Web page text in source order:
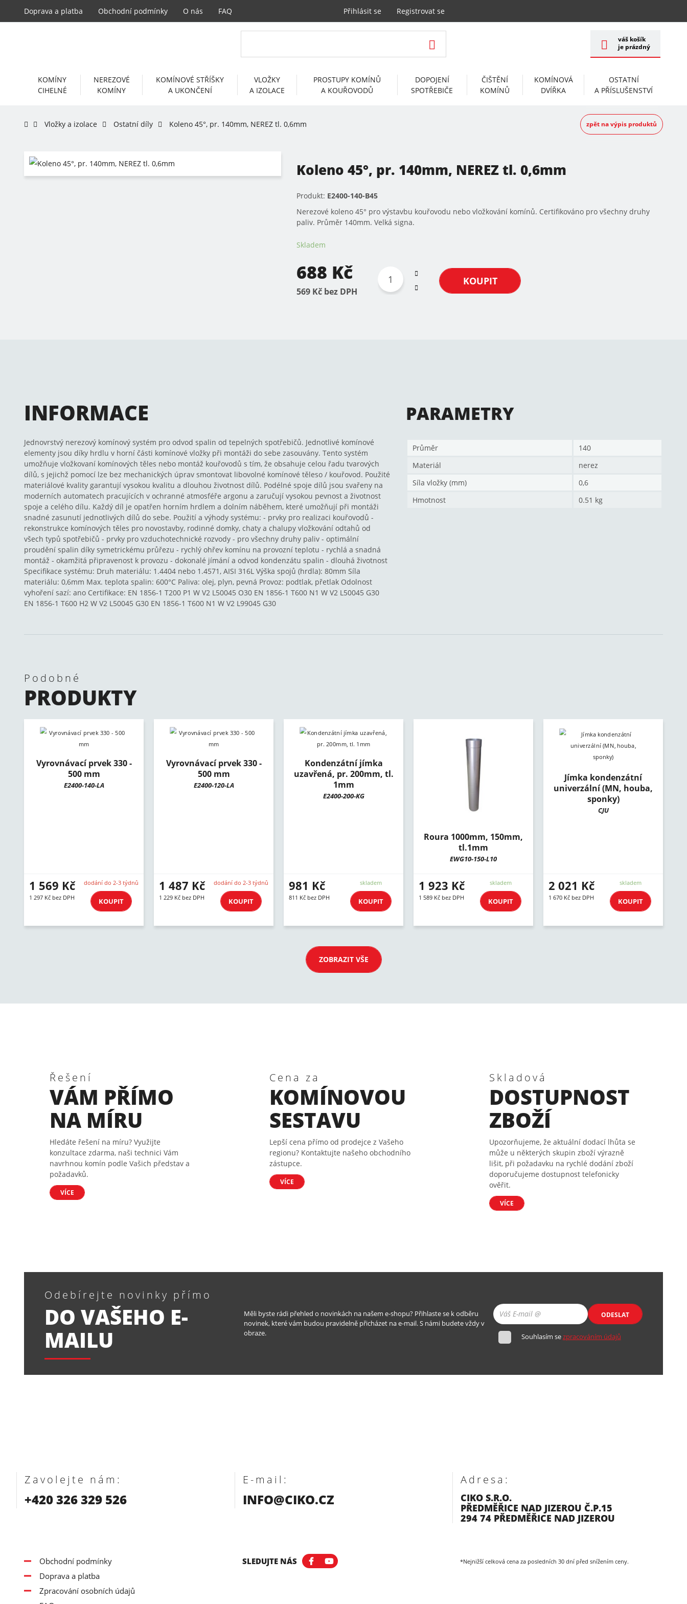
Doprava a platba Obchodní podmínky O nás FAQ Přihlásit se Registrovat se
váš košík
je prázdný
KOMÍNY
CIHELNÉ
NEREZOVÉ
KOMÍNY
KOMÍNOVÉ STŘÍŠKY
A UKONČENÍ
VLOŽKY
A IZOLACE
PROSTUPY KOMÍNŮ
A KOUŘOVODŮ
DOPOJENÍ
SPOTŘEBIČE
ČIŠTĚNÍ
KOMÍNŮ
KOMÍNOVÁ
DVÍŘKA
OSTATNÍ
A PŘÍSLUŠENSTVÍ
Vložky a izolace Ostatní díly Koleno 45°, pr. 140mm, NEREZ tl. 0,6mm zpět na výpis produktů
Koleno 45°, pr. 140mm, NEREZ tl. 0,6mm
Produkt: E2400-140-B45
Nerezové koleno 45° pro výstavbu kouřovodu nebo vložkování komínů. Certifikováno pro všechny druhy
paliv. Průměr 140mm. Velká signa.
Skladem
688 Kč
569 Kč bez DPH
KOUPIT
INFORMACE
Jednovrstvý nerezový komínový systém pro odvod spalin od tepelných spotřebičů. Jednotlivé komínové
elementy jsou díky hrdlu v horní části komínové vložky při montáži do sebe zasouvány. Tento systém
umožňuje vložkovaní komínových těles nebo montáž kouřovodů s tím, že obsahuje celou řadu tvarových
dílů, s jejichž pomocí lze bez mechanických úprav smontovat libovolné komínové těleso / kouřovod. Použité
materiálové kvality garantují vysokou kvalitu a dlouhou životnost dílů. Podélné spoje dílů jsou svařeny na
moderních automatech pracujících v ochranné atmosféře argonu a zaručují vysokou pevnost a životnost
spoje a celého dílu. Každý díl je opatřen horním hrdlem a dolním náběhem, které umožňují při montáži
snadné zasunutí jednotlivých dílů do sebe. Použití a výhody systému: - prvky pro realizaci kouřovodů -
rekonstrukce komínových těles pro novostavby, rodinné domky, chaty a chalupy vložkování odtahů od
všech typů spotřebičů - prvky pro vzduchotechnické rozvody - pro všechny druhy paliv - optimální
proudění spalin díky symetrickému průřezu - rychlý ohřev komínu na provozní teplotu - rychlá a snadná
montáž - okamžitá připravenost k provozu - dokonalé jímání a odvod kondenzátu spalin - dlouhá životnost
Specifikace systému: Druh materiálu: 1.4404 nebo 1.4571, AISI 316L Výška spojů (hrdla): 80mm Síla
materiálu: 0,6mm Max. teplota spalin: 600°C Paliva: olej, plyn, pevná Provoz: podtlak, přetlak Odolnost
vyhoření sazí: ano Certifikace: EN 1856-1 T200 P1 W V2 L50045 O30 EN 1856-1 T600 N1 W V2 L50045 G30
EN 1856-1 T600 H2 W V2 L50045 G30 EN 1856-1 T600 N1 W V2 L99045 G30
PARAMETRY
Průměr
140
Materiál
nerez
Síla vložky (mm)
0,6
Hmotnost
0.51 kg
Podobné
PRODUKTY
Vyrovnávací prvek 330 -
500 mm
E2400-140-LA
1 569 Kč
1 297 Kč bez DPH
dodání do 2-3 týdnů
KOUPIT
Vyrovnávací prvek 330 -
500 mm
E2400-120-LA
1 487 Kč
1 229 Kč bez DPH
dodání do 2-3 týdnů
KOUPIT
Kondenzátní jímka
uzavřená, pr. 200mm, tl.
1mm
E2400-200-KG
981 Kč
811 Kč bez DPH
skladem
KOUPIT
Roura 1000mm, 150mm,
tl.1mm
EWG10-150-L10
1 923 Kč
1 589 Kč bez DPH
skladem
KOUPIT
Jímka kondenzátní
univerzální (MN, houba,
sponky)
CJU
2 021 Kč
1 670 Kč bez DPH
skladem
KOUPIT
ZOBRAZIT VŠE
Řešení
VÁM PŘÍMO
NA MÍRU
Hledáte řešení na míru? Využijte
konzultace zdarma, naši technici Vám
navrhnou komín podle Vašich představ a
požadavků.
VÍCE
Cena za
KOMÍNOVOU
SESTAVU
Lepší cena přímo od prodejce z Vašeho
regionu? Kontaktujte našeho obchodního
zástupce.
VÍCE
Skladová
DOSTUPNOST
ZBOŽÍ
Upozorňujeme, že aktuální dodací lhůta se
může u některých skupin zboží výrazně
lišit, při požadavku na rychlé dodání zboží
doporučujeme dostupnost telefonicky
ověřit.
VÍCE
Odebírejte novinky přímo
DO VAŠEHO E-
MAILU
Měli byste rádi přehled o novinkách na našem e-shopu? Přihlaste se k odběru
novinek, které vám budou pravidelně přicházet na e-mail. S námi budete vždy v
obraze.
ODESLAT
Souhlasím sezpracováním údajů
Zavolejte nám:
+420 326 329 526
E-mail:
INFO@CIKO.CZ
Adresa:
CIKO S.R.O.
PŘEDMĚŘICE NAD JIZEROU Č.P.15
294 74 PŘEDMĚŘICE NAD JIZEROU
Obchodní podmínky
Doprava a platba
Zpracování osobních údajů
SLEDUJTE NÁS *Nejnižší celková cena za posledních 30 dní před snížením ceny.